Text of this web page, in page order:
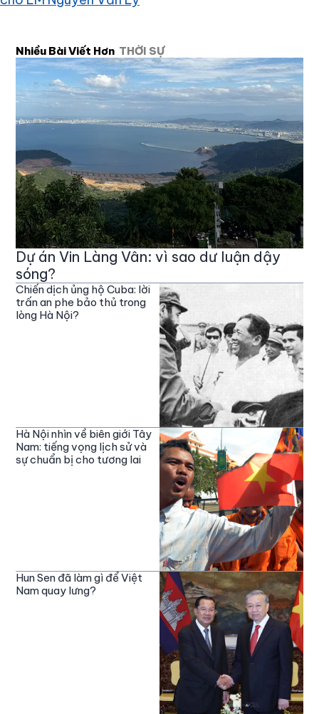
Nhiều Bài Viết Hơn THỜI SỰ
Dự án Vin Làng Vân: vì sao dư luận dậy
sóng?
Chiến dịch ủng hộ Cuba: lời
trấn an phe bảo thủ trong
lòng Hà Nội?
Hà Nội nhìn về biên giới Tây
Nam: tiếng vọng lịch sử và
sự chuẩn bị cho tương lai
Hun Sen đã làm gì để Việt
Nam quay lưng?